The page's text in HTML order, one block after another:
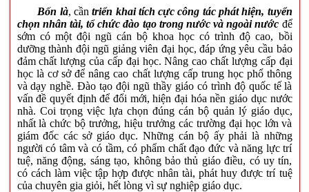
Bốn là, cầntriển khai tích cực công tác phát hiện, tuyển
chọn nhân tài, tổ chức đào tạo trong nước và ngoài nước để
sớm có một đội ngũ cán bộ khoa học có trình độ cao, bồi
dưỡng thành đội ngũ giảng viên đại học, đáp ứng yêu cầu bảo
đảm chất lượng của cấp đại học. Nâng cao chất lượng cấp đại
học là cơ sở để nâng cao chất lượng cấp trung học phổ thông
và dạy nghề. Đào tạo đội ngũ thầy giáo có trình độ quốc tế là
vấn đề quyết định để đổi mới, hiện đại hóa nền giáo dục nước
nhà. Coi trọng việc lựa chọn đúng cán bộ quản lý giáo dục,
nhất là chức bộ trưởng, hiệu trưởng các trường đại học lớn và
giám đốc các sở giáo dục. Những cán bộ ấy phải là những
người có tâm và có tầm, có phẩm chất đạo đức và năng lực trí
tuệ, năng động, sáng tạo, không bảo thủ giáo điều, có uy tín,
có cách làm việc tập hợp được nhân tài, phát huy được trí tuệ
của chuyên gia giỏi, hết lòng vì sự nghiệp giáo dục.